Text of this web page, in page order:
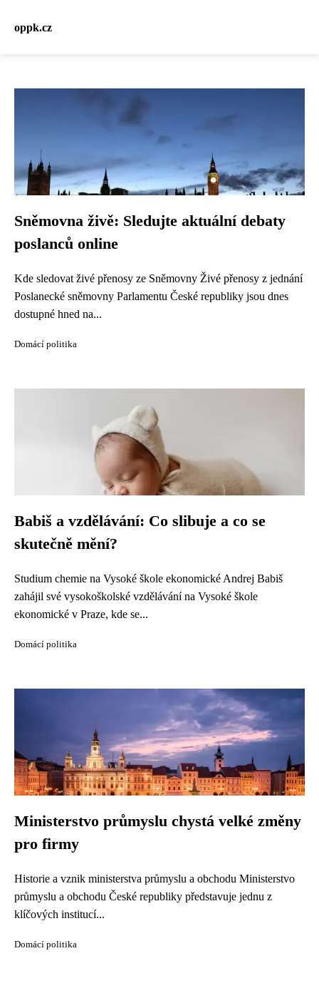
oppk.cz
Sněmovna živě: Sledujte aktuální debaty
poslanců online
Kde sledovat živé přenosy ze Sněmovny Živé přenosy z jednání
Poslanecké sněmovny Parlamentu České republiky jsou dnes
dostupné hned na...
Domácí politika
Babiš a vzdělávání: Co slibuje a co se
skutečně mění?
Studium chemie na Vysoké škole ekonomické Andrej Babiš
zahájil své vysokoškolské vzdělávání na Vysoké škole
ekonomické v Praze, kde se...
Domácí politika
Ministerstvo průmyslu chystá velké změny
pro firmy
Historie a vznik ministerstva průmyslu a obchodu Ministerstvo
průmyslu a obchodu České republiky představuje jednu z
klíčových institucí...
Domácí politika